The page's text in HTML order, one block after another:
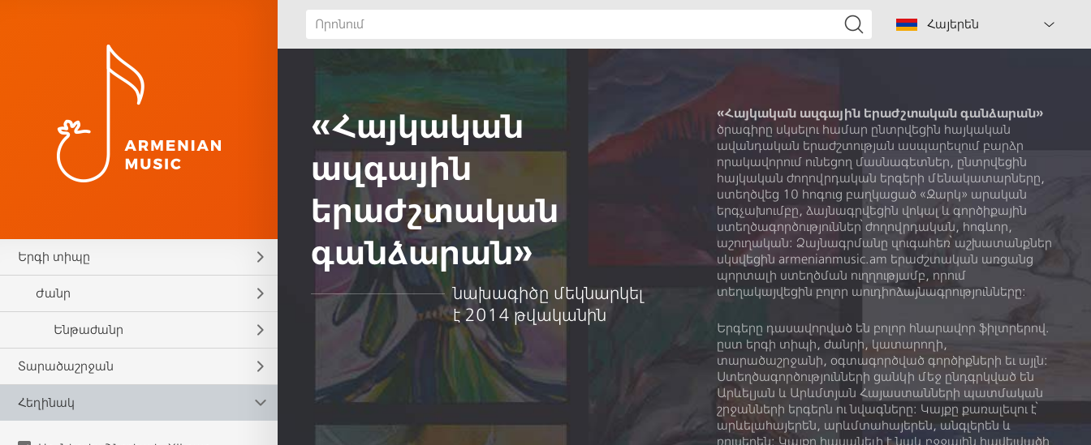
Երգի տիպը
Ժանր
Ենթաժանր
Տարածաշրջան
Հեղինակ
«Հայկական
ազգային
երաժշտական
գանձարան»
նախագիծը մեկնարկել
է 2014 թվականին
«Հայկական ազգային երաժշտական գանձարան»
ծրագիրը սկսելու համար ընտրվեցին հայկական
ավանդական երաժշտության ասպարեզում բարձր
որակավորում ունեցող մասնագետներ, ընտրվեցին
հայկական ժողովրդական երգերի մենակատարները,
ստեղծվեց 10 հոգուց բաղկացած «Զարկ» արական
երգչախումբը, ձայնագրվեցին վոկալ և գործիքային
ստեղծագործություններ՝ ժողովրդական, հոգևոր,
աշուղական: Ձայնագրմանը զուգահեռ՝ աշխատանքներ
սկսվեցին armenianmusic.am երաժշտական առցանց
պորտալի ստեղծման ուղղությամբ, որում
տեղակայվեցին բոլոր աուդիոձայնագրությունները:
Երգերը դասավորված են բոլոր հնարավոր ֆիլտրերով.
ըստ երգի տիպի, ժանրի, կատարողի,
տարածաշրջանի, օգտագործված գործիքների եւ այլն:
Ստեղծագործությունների ցանկի մեջ ընդգրկված են
Արևելյան և Արևմտյան Հայաստանների պատմական
շրջանների երգերն ու նվագները: Կայքը քառալեզու է՝
արևելահայերեն, արևմտահայերեն, անգլերեն և
ռուսերեն։ Կայքը հասանելի է նաև բջջային հավելվածի
Հայերեն